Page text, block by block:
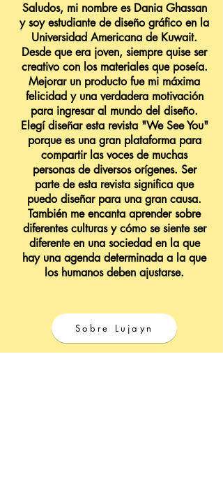
Saludos, mi nombre es Dania Ghassan
y soy estudiante de diseño gráfico en la
Universidad Americana de Kuwait.
Desde que era joven, siempre quise ser
creativo con los materiales que poseía.
Mejorar un producto fue mi máxima
felicidad y una verdadera motivación
para ingresar al mundo del diseño.
Elegí diseñar esta revista "We See You"
porque es una gran plataforma para
compartir las voces de muchas
personas de diversos orígenes. Ser
parte de esta revista significa que
puedo diseñar para una gran causa.
También me encanta aprender sobre
diferentes culturas y cómo se siente ser
diferente en una sociedad en la que
hay una agenda determinada a la que
los humanos deben ajustarse.
Sobre Lujayn